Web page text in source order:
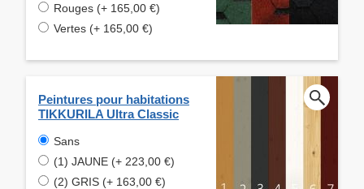
Rouges (+ 165,00 €)
Vertes (+ 165,00 €)
Peintures pour habitations
TIKKURILA Ultra Classic
Sans
(1) JAUNE (+ 223,00 €)
(2) GRIS (+ 163,00 €)